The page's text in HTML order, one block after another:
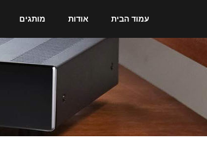
עמוד הבית אודות מותגים